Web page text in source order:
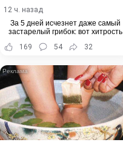
12 ч. назад
За 5 дней исчезнет даже самый
застарелый грибок: вот хитрость
169
54 32